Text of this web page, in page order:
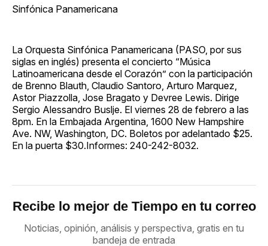
Sinfónica Panamericana
La Orquesta Sinfónica Panamericana (PASO, por sus
siglas en inglés) presenta el concierto “Música
Latinoamericana desde el Corazón” con la participación
de Brenno Blauth, Claudio Santoro, Arturo Marquez,
Astor Piazzolla, Jose Bragato y Devree Lewis. Dirige
Sergio Alessandro Buslje. El viernes 28 de febrero a las
8pm. En la Embajada Argentina, 1600 New Hampshire
Ave. NW, Washington, DC. Boletos por adelantado $25.
En la puerta $30.Informes: 240-242-8032.
Recibe lo mejor de Tiempo en tu correo
Noticias, opinión, análisis y perspectiva, gratis en tu
bandeja de entrada